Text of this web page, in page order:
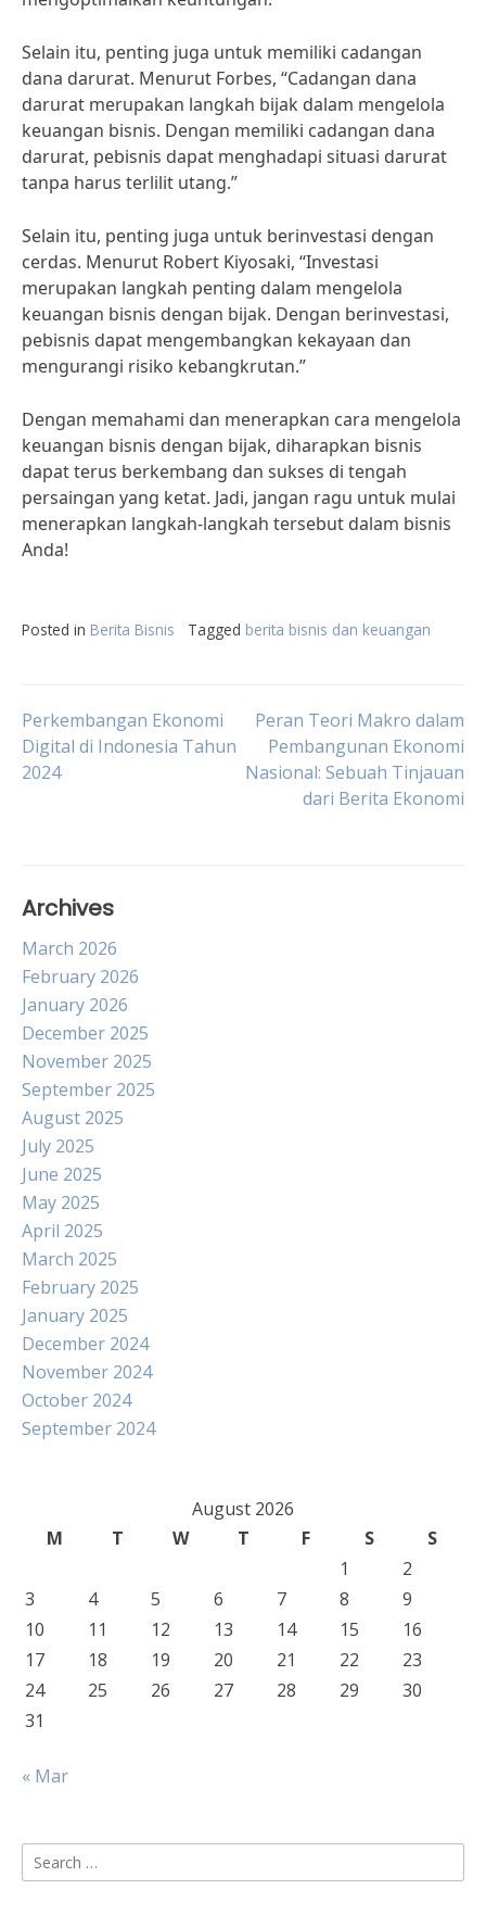
Selain itu, penting juga untuk memiliki cadangan
dana darurat. Menurut Forbes, “Cadangan dana
darurat merupakan langkah bijak dalam mengelola
keuangan bisnis. Dengan memiliki cadangan dana
darurat, pebisnis dapat menghadapi situasi darurat
tanpa harus terlilit utang.”
Selain itu, penting juga untuk berinvestasi dengan
cerdas. Menurut Robert Kiyosaki, “Investasi
merupakan langkah penting dalam mengelola
keuangan bisnis dengan bijak. Dengan berinvestasi,
pebisnis dapat mengembangkan kekayaan dan
mengurangi risiko kebangkrutan.”
Dengan memahami dan menerapkan cara mengelola
keuangan bisnis dengan bijak, diharapkan bisnis
dapat terus berkembang dan sukses di tengah
persaingan yang ketat. Jadi, jangan ragu untuk mulai
menerapkan langkah-langkah tersebut dalam bisnis
Anda!
Posted in Berita Bisnis Tagged berita bisnis dan keuangan
Post
navigation
Perkembangan Ekonomi
Digital di Indonesia Tahun
2024
Peran Teori Makro dalam
Pembangunan Ekonomi
Nasional: Sebuah Tinjauan
dari Berita Ekonomi
Archives
March 2026
February 2026
January 2026
December 2025
November 2025
September 2025
August 2025
July 2025
June 2025
May 2025
April 2025
March 2025
February 2025
January 2025
December 2024
November 2024
October 2024
September 2024
August 2026
M
T W T F S
S
1
2
3
4 5 6 7 8
9
10
11 12 13 14 15
16
17
18 19 20 21 22
23
24
25 26 27 28 29
30
31
« Mar
Search
for: